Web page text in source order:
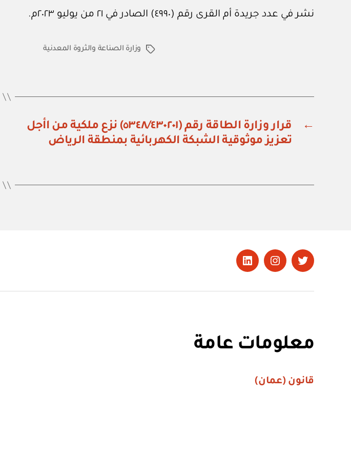
نشر في عدد جريدة أم القرى رقم (٤٩٩٠) الصادر في ٢١ من يوليو ٢٠٢٣م.
الوسوموزارة الصناعة والثروة المعدنية
←
قرار وزارة الطاقة رقم (٥٣٤٨/٤٣٠٢٠١) نزع ملكية من اأجل
تعزيز موثوقية الشبكة الكهربائية بمنطقة الرياض
تويتر Instagram
LinkedIn
معلومات عامة
قانون (عمان)